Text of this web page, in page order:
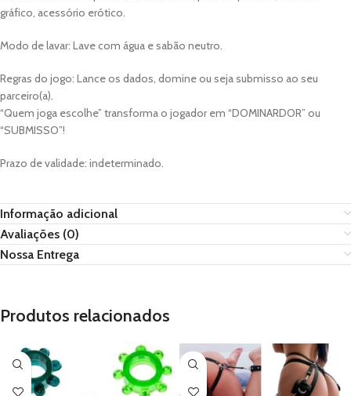
gráfico, acessório erótico.
Modo de lavar: Lave com água e sabão neutro.
Regras do jogo: Lance os dados, domine ou seja submisso ao seu
parceiro(a).
“Quem joga escolhe” transforma o jogador em “DOMINARDOR” ou
“SUBMISSO”!
Prazo de validade: indeterminado.
Informação adicional
Avaliações (0)
Nossa Entrega
Produtos relacionados